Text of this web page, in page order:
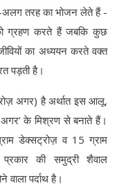
अलग तरह का भोजन लेते हैं -
ग्रहण करते हैं जबकि कुछ
का अध्ययन करते वक्त
पड़ती है।
अगर) है अर्थात इस आलू,
के मिश्रण से बनाते हैं।
डेक्सट्रोज़ व 15 ग्राम
की समुद्री शैवाल
वाला पर्दाथ है।